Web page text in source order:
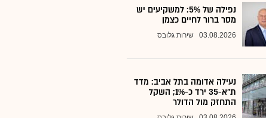
נפילה של 5%: למשקיעים יש
מסר ברור לחיים כצמן
03.08.2026 שירות גלובס
נעילה אדומה בתל אביב: מדד
ת"א-35 ירד כ-1%; השקל
התחזק מול הדולר